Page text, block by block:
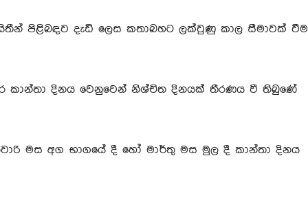
පිළිබඳව දැඩි ලෙස කතාබහට ලක්වුණු කාල සීමාවක් වීම
කාන්තා දිනය වෙනුවෙන් නිශ්චිත දිනයක් තීරණය වී තිබුණේ
මස අග භාගයේ දී හෝ මාර්තු මස මුල දී කාන්තා දිනය